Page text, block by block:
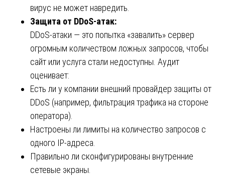
вирус не может навредить.
Защита от DDoS-атак:
DDoS-атаки — это попытка «завалить» сервер
огромным количеством ложных запросов, чтобы
сайт или услуга стали недоступны. Аудит
оценивает:
Есть ли у компании внешний провайдер защиты от
DDoS (например, фильтрация трафика на стороне
оператора).
Настроены ли лимиты на количество запросов с
одного IP-адреса.
Правильно ли сконфигурированы внутренние
сетевые экраны.